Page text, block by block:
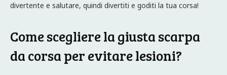
divertente e salutare, quindi divertiti e goditi la tua corsa!
Come scegliere la giusta scarpa
da corsa per evitare lesioni?